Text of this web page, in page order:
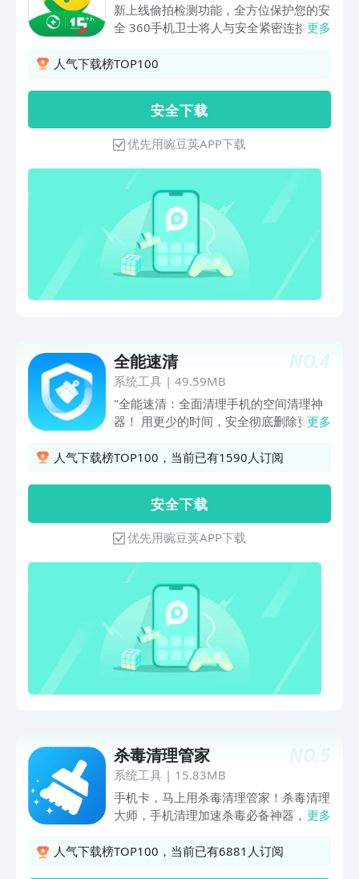
新上线偷拍检测功能，全方位保护您的安
全 360手机卫士将人与安全紧密连接，为
能，进入极智安全手机时代！ ★全新卫
安全 · 零病毒】杀毒引擎技术革新，毫秒
响应精准查杀 【极安全 · 零垃圾】AI清理
智能扫描，手机空间一键释放 ★全心守
卫，温暖不变★ 【偷拍扫描】智能扫描
可疑设备 潜在风险一键安心 【清理加
速】一键加速解决卡慢 深度清理释放空
间 【骚扰拦截】智能拦截垃圾短信 骚扰
电话不再烦心 【流量监控】实时监控手
机流量 自动校准省钱省心 【支付保镖】
全面守护支付环境 手机先赔保障安全
全民标记打扰电话 【微信清理】清理无
用垃圾，轻松腾出1G空间 【吐槽打扰电
话】轻松吐槽打扰，全民调戏骗子
【WiFi安全通道】保持陌生WiFi，让你安
全蹭网 【程序锁】升级，加锁隐私应
用，自动抓拍有心者
更多
人气下载榜TOP100
安 全 下 载
优先用豌豆荚APP下载
NO.4
全能速清
系统工具| 49.59MB
"全能速清：全面清理手机的空间清理神
器！ 用更少的时间，安全彻底删除更多
理体验！ ——极速清理—— 【一键清
度清理垃圾 【手机加速】瞬间释放手机
内存，加速效果超同行 【微信清理】有
效清理微信件的无用垃圾文件，让手机运
行更顺畅 ——手机管理—— 【通知清
理】告别无用的推送通知！ 【近文件】
视频、照片、音频、安装包等文件一键管
理，智能识别可删文件 ——惊喜体验
—— 【应用锁】保护手机隐私安全 【软
件加速】分析应用信息，智能节省空间"
更多
人气下载榜TOP100，当前已有1590人订阅
安 全 下 载
优先用豌豆荚APP下载
NO.5
杀毒清理管家
系统工具| 15.83MB
手机卡，马上用杀毒清理管家！杀毒清理
大师，手机清理加速杀毒必备神器，上千
品特点：【病毒云查杀】云杀毒，让病毒
更多
人气下载榜TOP100，当前已有6881人订阅